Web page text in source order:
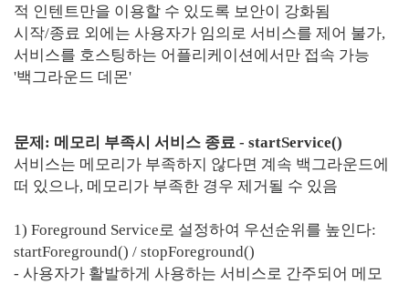
적 인텐트만을 이용할 수 있도록 보안이 강화됨
시작/종료 외에는 사용자가 임의로 서비스를 제어 불가,
서비스를 호스팅하는 어플리케이션에서만 접속 가능
'백그라운드 데몬'
문제: 메모리 부족시 서비스 종료 - startService()
서비스는 메모리가 부족하지 않다면 계속 백그라운드에
떠 있으나, 메모리가 부족한 경우 제거될 수 있음
1) Foreground Service로 설정하여 우선순위를 높인다:
startForeground() / stopForeground()
- 사용자가 활발하게 사용하는 서비스로 간주되어 메모